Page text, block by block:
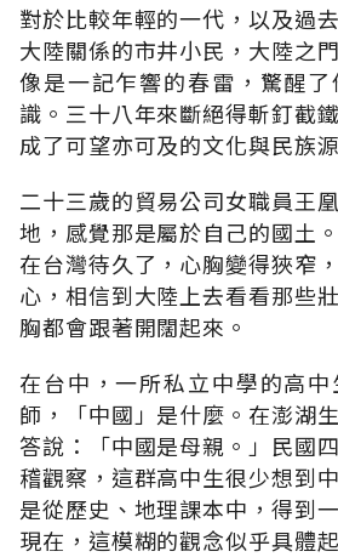
對於比較年輕的一代，以及過
大陸關係的市井小民，大陸之
像是一記乍響的春雷，驚醒
識。三十八年來斷絕得斬釘截
成了可望亦可及的文化與民族
二十三歲的貿易公司女職員王
地，感覺那是屬於自己的國土
在台灣待久了，心胸變得狹窄
心，相信到大陸上去看看那些
胸都會跟著開闊起來。
在台中，一所私立中學的高
師，「中國」是什麼。在澎湖
答說：「中國是母親。」民國
稽觀察，這群高中生很少想到
是從歷史、地理課本中，得到
現在，這模糊的觀念似乎具體